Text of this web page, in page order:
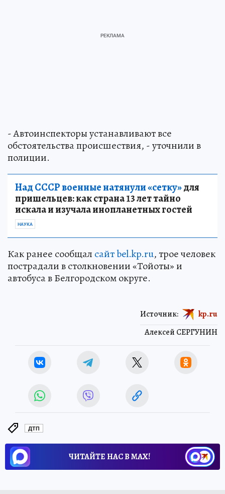
- Автоинспекторы устанавливают все
обстоятельства происшествия, - уточнили в
полиции.
Над СССР военные натянули «сетку»для
пришельцев: как страна 13 лет тайно
искала и изучала инопланетных гостей
НАУКА
Как ранее сообщал сайт bel.kp.ru, трое человек
пострадали в столкновении «Тойоты» и
автобуса в Белгородском округе.
Алексей СЕРГУНИН
Источник: kp.ru
ДТП
ЧИТАЙТЕ НАС В МАХ!